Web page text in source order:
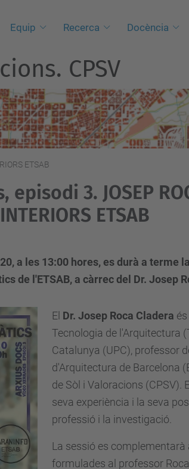
Equip Recerca Docència
CPSV
ETSAB
3. JOSEP
ETSAB
a les 13:00 hores, es durà a terme
de l'ETSAB, a càrrec del Dr. Josep
El Dr. Josep Roca Cladera
Tecnologia de l'Arquitectura
Catalunya (UPC), professor
d'Arquitectura de Barcelona
de Sòl i Valoracions
seva experiència i la seva
professió i la investigació.
La sessió es
formulades al professor